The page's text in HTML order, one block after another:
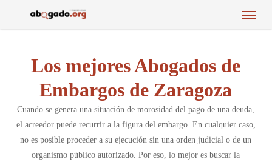
Menu
Los mejores Abogados de
Embargos de Zaragoza
Cuando se genera una situación de morosidad del pago de una deuda,
el acreedor puede recurrir a la figura del embargo. En cualquier caso,
no es posible proceder a su ejecución sin una orden judicial o de un
organismo público autorizado. Por eso, lo mejor es buscar la